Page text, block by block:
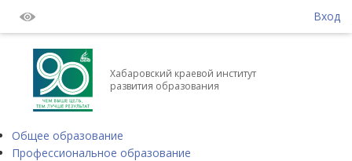
Вход
Хабаровский краевой институт
развития образования
Общее образование
Профессиональное образование